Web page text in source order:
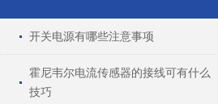
开关电源有哪些注意事项
霍尼韦尔电流传感器的接线可有什么
技巧